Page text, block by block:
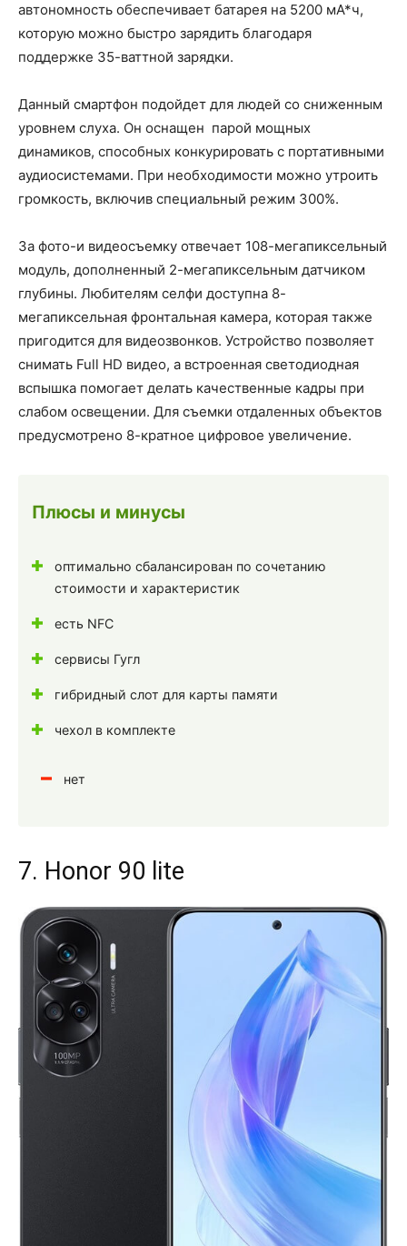
автономность обеспечивает батарея на 5200 мА*ч,
которую можно быстро зарядить благодаря
поддержке 35-ваттной зарядки.
Данный смартфон подойдет для людей со сниженным
уровнем слуха. Он оснащен парой мощных
динамиков, способных конкурировать с портативными
аудиосистемами. При необходимости можно утроить
громкость, включив специальный режим 300%.
За фото-и видеосъемку отвечает 108-мегапиксельный
модуль, дополненный 2-мегапиксельным датчиком
глубины. Любителям селфи доступна 8-
мегапиксельная фронтальная камера, которая также
пригодится для видеозвонков. Устройство позволяет
снимать Full HD видео, а встроенная светодиодная
вспышка помогает делать качественные кадры при
слабом освещении. Для съемки отдаленных объектов
предусмотрено 8-кратное цифровое увеличение.
Плюсы и минусы
оптимально сбалансирован по сочетанию
стоимости и характеристик
есть NFC
сервисы Гугл
гибридный слот для карты памяти
чехол в комплекте
нет
7. Honor 90 lite